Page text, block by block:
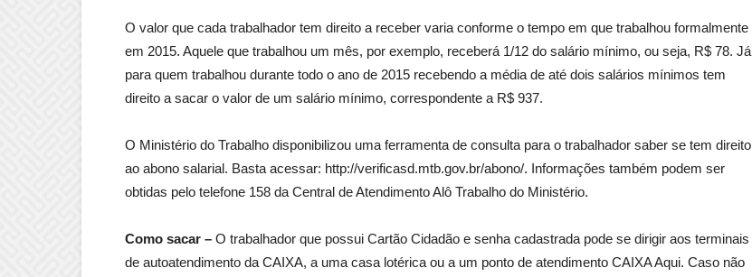
O valor que cada trabalhador tem direito a receber varia conforme o tempo em que trabalhou formalmente
em 2015. Aquele que trabalhou um mês, por exemplo, receberá 1/12 do salário mínimo, ou seja, R$ 78. Já
para quem trabalhou durante todo o ano de 2015 recebendo a média de até dois salários mínimos tem
direito a sacar o valor de um salário mínimo, correspondente a R$ 937.
O Ministério do Trabalho disponibilizou uma ferramenta de consulta para o trabalhador saber se tem direito
ao abono salarial. Basta acessar: http://verificasd.mtb.gov.br/abono/. Informações também podem ser
obtidas pelo telefone 158 da Central de Atendimento Alô Trabalho do Ministério.
Como sacar – O trabalhador que possui Cartão Cidadão e senha cadastrada pode se dirigir aos terminais
de autoatendimento da CAIXA, a uma casa lotérica ou a um ponto de atendimento CAIXA Aqui. Caso não